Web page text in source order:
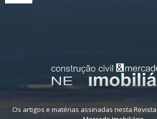
Os artigos e matérias assinadas nesta